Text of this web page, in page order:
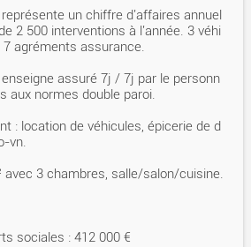
un chiffre d'affaires annuel
2 500 interventions à l'année. 3 véhi
agréments assurance.
assuré 7j / 7j par le personn
aux normes double paroi.
: location de véhicules, épicerie de d
vn.
avec 3 chambres, salle/salon/cuisine.
sociales : 412 000 €